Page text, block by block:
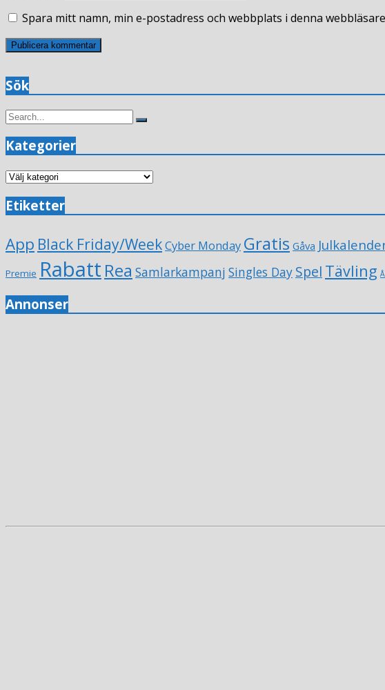
Spara mitt namn, min e-postadress och webbplats i denna
Sök
Search
Search
Kategorier
Kategorier
Etiketter
App Black Friday/WeekCyber Monday Gratis Gåva
Premie Rabatt Rea Samlarkampanj Singles Day Spel Tävling
Annonser